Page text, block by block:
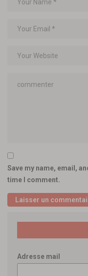
Save my name, email,
time I comment.
Adresse mail